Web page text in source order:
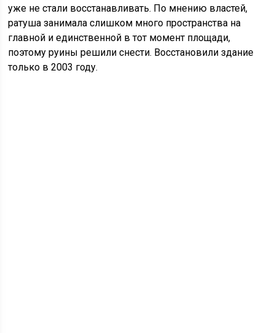
уже не стали восстанавливать. По мнению властей,
ратуша занимала слишком много пространства на
главной и единственной в тот момент площади,
поэтому руины решили снести. Восстановили здание
только в 2003 году.